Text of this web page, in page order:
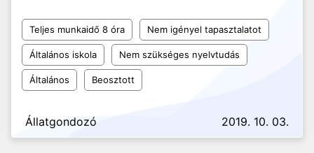
Teljes munkaidő 8 óra Nem igényel tapasztalatot
Általános iskola Nem szükséges nyelvtudás
Általános Beosztott
Állatgondozó 2019. 10. 03.